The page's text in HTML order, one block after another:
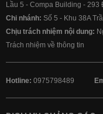
Lầu 5 - Compa Building -
Chi nhánh: Số 5 - Khu 38A
Chịu trách nhiệm nội dung:
Trách nhiệm về thông tin
Hotline: 0975798489